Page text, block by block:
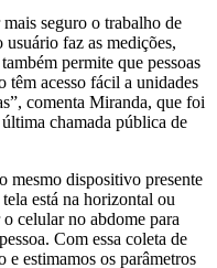
seguro o trabalho de
faz as medições,
também permite que pessoas
têm acesso fácil a unidades
comenta Miranda, que foi
chamada pública de
mesmo dispositivo presente
está na horizontal ou
celular no abdome para
Com essa coleta de
e estimamos os parâmetros